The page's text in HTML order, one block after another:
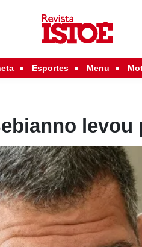
Esportes Menu
levou